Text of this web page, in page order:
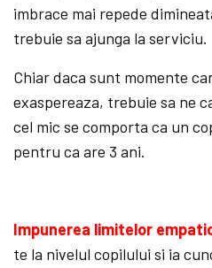
imbrace mai repede
trebuie sa ajunga la serviciu.
Chiar daca sunt momente
exaspereaza, trebuie sa ne
cel mic se comporta ca un
pentru ca are 3 ani.
Impunerea limitelor
te la nivelul copilului si ia